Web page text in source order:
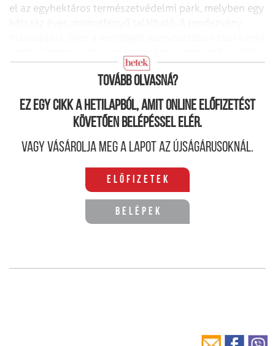
el az egyhektáros természetvédelmi park, melyben egy
Falunapra invitálják a környékenpihenőket.(x)
Tovább olvasná?
Ez egy cikk a hetilapból, amit online előfizetést
követően belépéssel elér.
Vagy vásárolja meg a lapot az újságárusoknál.
Előfizetek
Belépek